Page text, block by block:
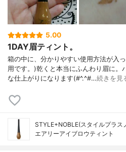
5.00
1DAY眉ティント。
箱の中に、分かりやすい使用方法が入
用です。)乾くと本当にふんわり眉に。
な仕上がりになります(#^.^#…続きを見
STYLE+NOBLE(スタイルプラス
エアリーアイブロウティント